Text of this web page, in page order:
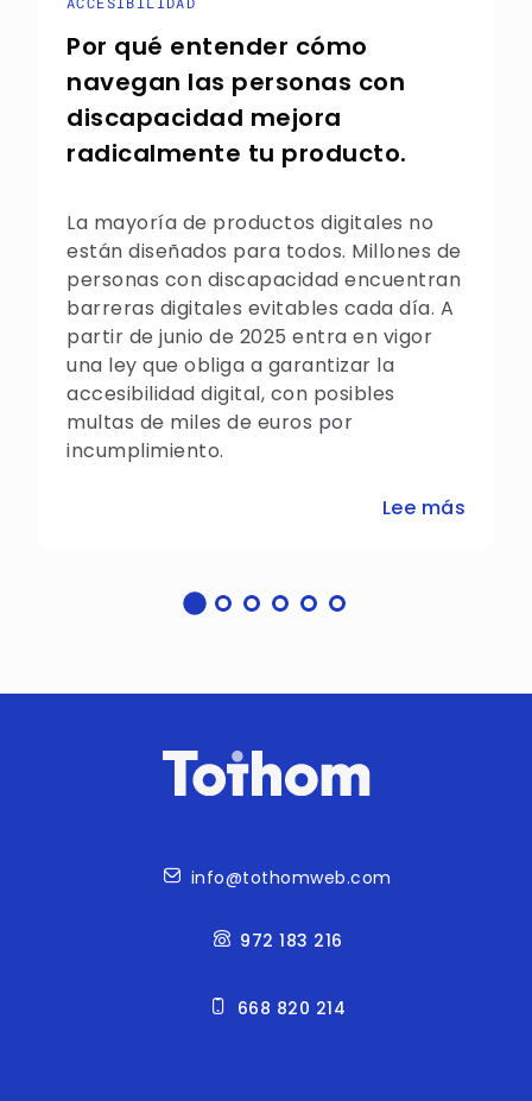
Por qué entender cómo
navegan las personas con
discapacidad mejora
radicalmente tu producto.
La mayoría de productos digitales no
están diseñados para todos. Millones de
personas con discapacidad encuentran
barreras digitales evitables cada día. A
partir de junio de 2025 entra en vigor
una ley que obliga a garantizar la
accesibilidad digital, con posibles
multas de miles de euros por
incumplimiento.
Lee más
info@tothomweb.com
972 183 216
668 820 214